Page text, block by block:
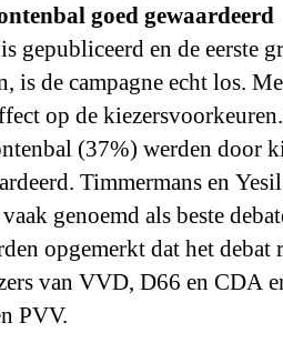
goed gewaardeerd
gepubliceerd en de eerste
is de campagne echt los.
op de
(37%) werden door
Timmermans en
genoemd als beste
opgemerkt dat het debat
van VVD, D66 en CDA
PVV.